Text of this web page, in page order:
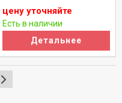
цену уточняйте
Есть в наличии
Детальнее